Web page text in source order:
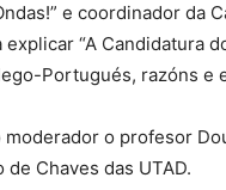
e coordinador da
explicar “A Candidatura
Portugués, razóns e
moderador o profesor
de Chaves das UTAD.